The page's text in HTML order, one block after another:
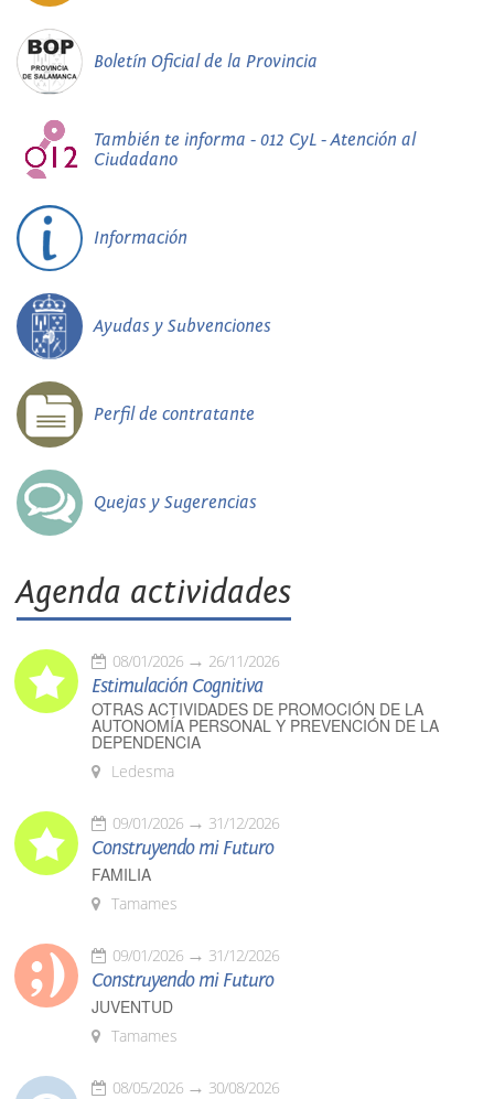
Boletín Oficial de la Provincia
También te informa - 012 CyL - Atención al
Ciudadano
Información
Ayudas y Subvenciones
Perfil de contratante
Quejas y Sugerencias
Agenda actividades
08/01/2026 26/11/2026
Estimulación Cognitiva
OTRAS ACTIVIDADES DE PROMOCIÓN DE LA
AUTONOMÍA PERSONAL Y PREVENCIÓN DE LA
DEPENDENCIA
Ledesma
09/01/2026 31/12/2026
Construyendo mi Futuro
FAMILIA
Tamames
09/01/2026 31/12/2026
Construyendo mi Futuro
JUVENTUD
Tamames
08/05/2026 30/08/2026